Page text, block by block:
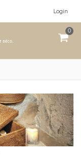
Login
0